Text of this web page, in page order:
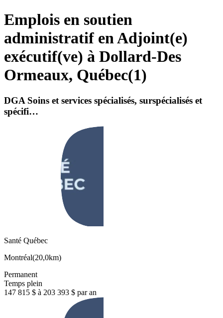
Emplois en soutien
administratif en Adjoint(e)
exécutif(ve) à Dollard-Des
Ormeaux, Québec(1)
DGA Soins et services spécialisés, surspécialisés et
spécifi…
Santé Québec
Montréal(20,0km)
Permanent
Temps plein
147 815 $ à 203 393 $ par an